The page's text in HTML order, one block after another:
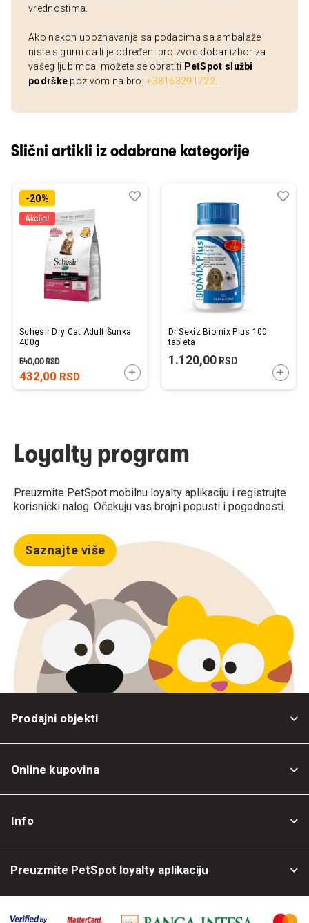
vrednostima.
Ako nakon upoznavanja sa podacima sa ambalaže
niste sigurni da li je određeni proizvod dobar izbor za
vašeg ljubimca, možete se obratiti PetSpot službi
podrške pozivom na broj+38163291722
Slični artikli iz odabrane kategorije
-20%
Schesir Dry Cat Adult Šunka
400g
432,00 RSD
540,00RSD
DODAJTE U KORPU
Dodaj
Uporedi
Dr Sekiz Biomix Plus 100
tableta
1.120,00RSD
Loyalty program
Preuzmite PetSpot mobilnu loyalty aplikaciju i registrujte
korisnički nalog. Očekuju vas brojni popusti i pogodnosti.
Saznajte više
Prodajni objekti
Online kupovina
Info
Preuzmite PetSpot loyalty aplikaciju